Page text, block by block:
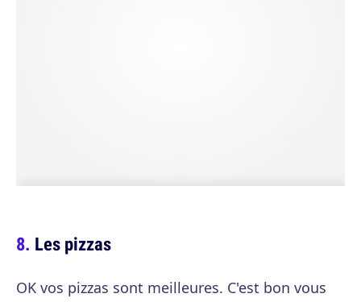
Les pizzas
OK vos pizzas sont meilleures. C'est bon vous